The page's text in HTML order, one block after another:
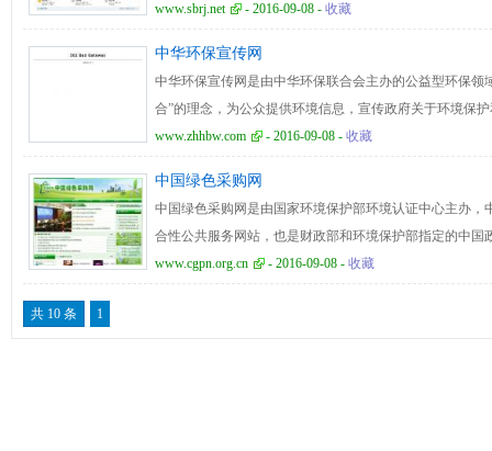
布先进适用技术。同时，及时收集和反映企业、科研单
界的有效互动。
术交流为主要内容的行业门户。水保人家网站目前设置
www.sbrj.net - 2016-09-08 - 收藏
中华环保宣传网
中华环保宣传网是由中华环保联合会主办的公益型环保领
合”的理念，为公众提供环境信息，宣传政府关于环境保
环境保护的典型经验和环保实践；团结和聚集社会力量
宣传网现由各地环保、生态建设、环境灾害、环境健康
图说天下、案件追踪、低碳校园、论坛展览、专家行、
交流平台和探索研究园地，以及为企业发展提供相关咨
角度提供环境科技和环保产业发展咨询服务。
www.zhhbw.com - 2016-09-08 - 收藏
中国绿色采购网
中国绿色采购网是由国家环境保护部环境认证中心主办
合性公共服务网站，也是财政部和环境保护部指定的中
循“一对一的服务，百分百的满意”的服务理念，专注于
www.cgpn.org.cn - 2016-09-08 - 收藏
共 10 条 1